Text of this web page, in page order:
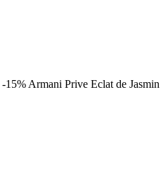
-15% Armani Prive Eclat de Jasmin